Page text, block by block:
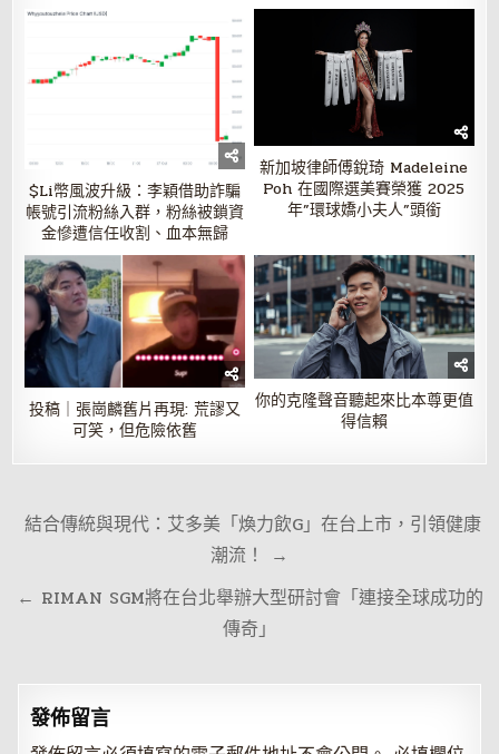
$Li幣風波升級：李穎借助詐騙
帳號引流粉絲入群，粉絲被鎖資
金慘遭信任收割、血本無歸
新加坡律師傅銳琦 Madeleine
Poh 在國際選美賽榮獲 2025
年”環球嬌小夫人”頭銜
投稿｜張崗麟舊片再現: 荒謬又
可笑，但危險依舊
你的克隆聲音聽起來比本尊更值
得信賴
文
導
覽
結合傳統與現代：艾多美「煥力飲G」在台上市，引領健康
潮流！ →
← RIMAN SGM將在台北舉辦大型研討會「連接全球成功的
傳奇」
發佈留言